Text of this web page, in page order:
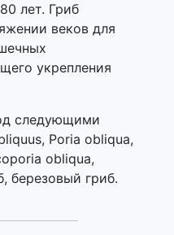
лет. Гриб
веков для
укрепления
следующими
Poria obliqua,
obliqua,
березовый гриб.